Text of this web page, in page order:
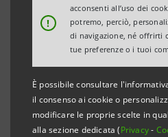
!
acconsenti all’uso dei
potremo, perciò,
di navigazione, né offrirti
tue preferenze o i tuoi
È possibile consultare
il consenso ai cookie o
modificare le proprie scelte in
alla sezione dedicata (Privacy-
PARTONO DALLA
CHE PREVEDE 3 MLD DI
• Presentati agli imprenditori
dell’accordo nazionale per